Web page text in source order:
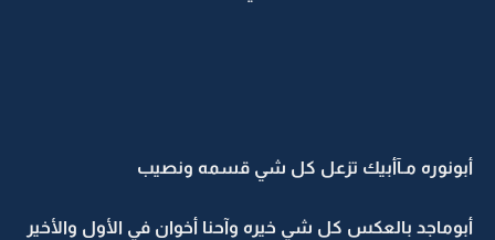
أبونوره مـآأبيك تزعل كل شي قسمه ونصيب
أبوماجد بالعكس كل شي خيره وآحنا أخوان في الأول والأخير